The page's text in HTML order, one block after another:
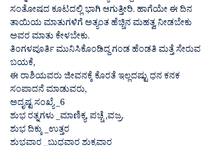
ಸಂತೋಷದ ಕೂಟದಲ್ಲಿ ಭಾಗಿ ಆಗುತ್ತೀರಿ. ಹಾಗೆಯೇ ಈ ದಿನ
ತಾಯಿಯ ಮಾತುಗಳಿಗೆ ಅತ್ಯಂತ ಹೆಚ್ಚಿನ ಮಹತ್ವ ನೀಡಬೇಕು
ಅವರ ಮಾತು ಕೇಳಬೇಕು.
ತಿಂಗಳಪೂರ್ತಿ ಮುನಿಸಿಕೊಂಡಿದ್ದ ಗಂಡ ಹೆಂಡತಿ ಮತ್ತೆ ಸೇರುವ
ಬಯಕೆ,
ಈ ರಾಶಿಯವರು ಜೀವನಕ್ಕೆ ಕೊರತೆ ಇಲ್ಲದಷ್ಟು ಧನ ಕನಕ
ಸಂಪಾದನೆ ಮಾಡುವರು,
ಅದೃಷ್ಟ ಸಂಖ್ಯೆ _6
ಶುಭ ರತ್ನಗಳು _ಮಾಣಿಕ್ಯ, ಪಚ್ಚೆ ,ವಜ್ರ.
ಶುಭ ದಿಕ್ಕು _ಉತ್ತರ